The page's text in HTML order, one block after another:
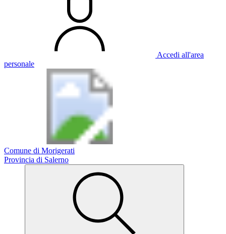
Accedi all'area
personale
Comune di Morigerati
Provincia di Salerno